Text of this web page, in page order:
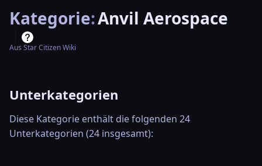
Kategorie:Anvil Aerospace
Aus Star Citizen Wiki
Unterkategorien
Diese Kategorie enthält die folgenden 24
Unterkategorien (24 insgesamt):